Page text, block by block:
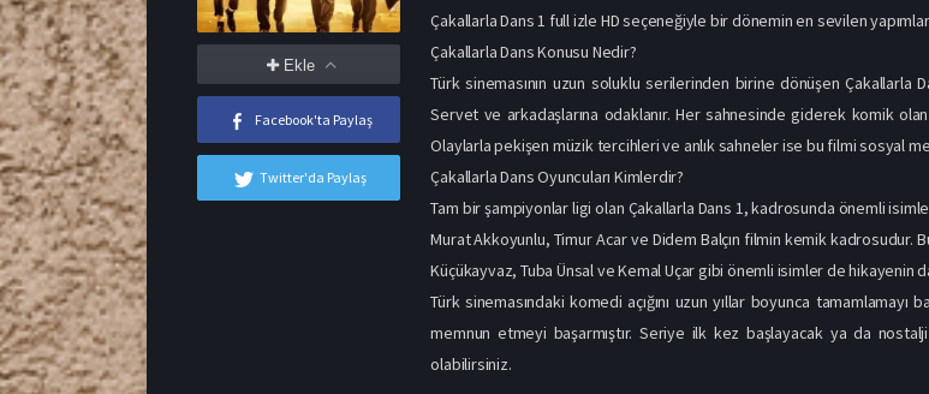
Ekle
Facebook'ta Paylaş
Twitter'da Paylaş
Çakallarla Dans 1 full izle HD seçeneğiyle bir dönemin en sevilen
Çakallarla Dans Konusu Nedir?
Türk sinemasının uzun soluklu serilerinden birine dönüşen Çakallarla
Servet ve arkadaşlarına odaklanır. Her sahnesinde giderek komik
Olaylarla pekişen müzik tercihleri ve anlık sahneler ise bu filmi sosyal
Çakallarla Dans Oyuncuları Kimlerdir?
Tam bir şampiyonlar ligi olan Çakallarla Dans 1, kadrosunda önemli
Murat Akkoyunlu, Timur Acar ve Didem Balçın filmin kemik kadrosudur.
Küçükayvaz, Tuba Ünsal ve Kemal Uçar gibi önemli isimler de hikayenin
Türk sinemasındaki komedi açığını uzun yıllar boyunca
memnun etmeyi başarmıştır. Seriye ilk kez başlayacak ya da
olabilirsiniz.